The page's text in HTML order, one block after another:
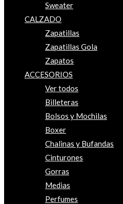
Sweater
CALZADO
Zapatillas
Zapatillas Gola
Zapatos
ACCESORIOS
Ver todos
Billeteras
Bolsos y Mochilas
Boxer
Chalinas y Bufandas
Cinturones
Gorras
Medias
Perfumes